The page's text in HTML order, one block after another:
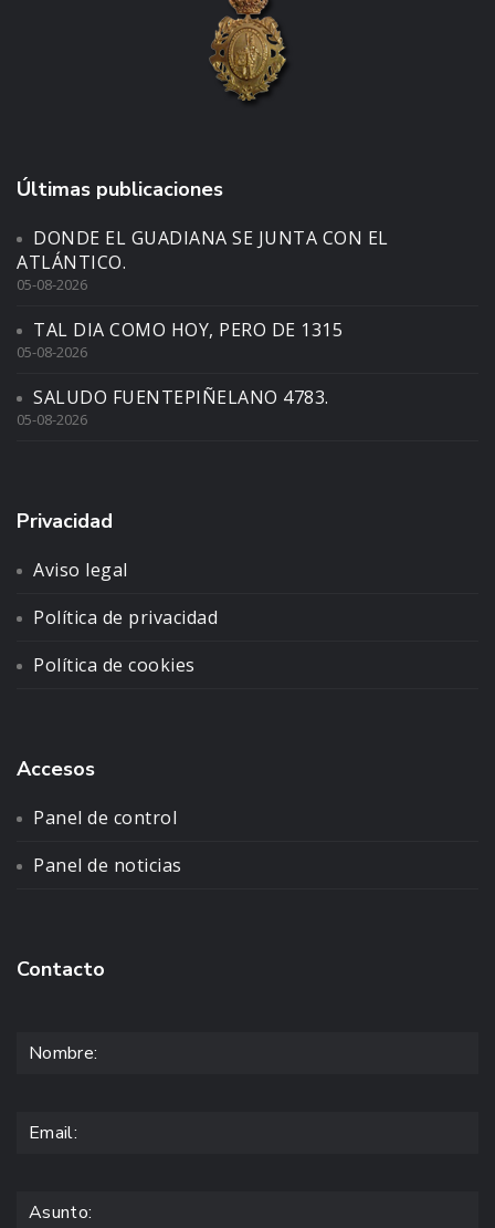
Últimas publicaciones
DONDE EL GUADIANA SE JUNTA CON EL
ATLÁNTICO.
05-08-2026
TAL DIA COMO HOY, PERO DE 1315
05-08-2026
SALUDO FUENTEPIÑELANO 4783.
05-08-2026
Privacidad
Aviso legal
Política de privacidad
Política de cookies
Accesos
Panel de control
Panel de noticias
Contacto